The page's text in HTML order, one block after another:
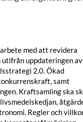
med att revidera
uppdateringen av
2.0. Ökad
samt
Kraftsamling ska
Regler och